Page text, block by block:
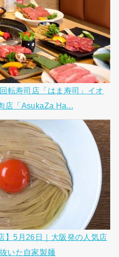
転寿司店「はま寿司」イオ
店「AsukaZa Ha...
】5月26日｜大阪発の人気店
いた自家製麺